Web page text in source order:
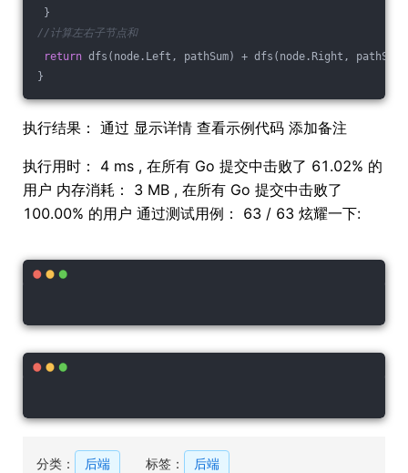
}
//计算左右子节点和
return dfs(node.Left, pathSum) + dfs(node.Right, pathSum)
}
执行结果： 通过 显示详情 查看示例代码 添加备注
执行用时： 4 ms , 在所有 Go 提交中击败了 61.02% 的
用户 内存消耗： 3 MB , 在所有 Go 提交中击败了
100.00% 的用户 通过测试用例： 63 / 63 炫耀一下:
分类： 后端 标签： 后端